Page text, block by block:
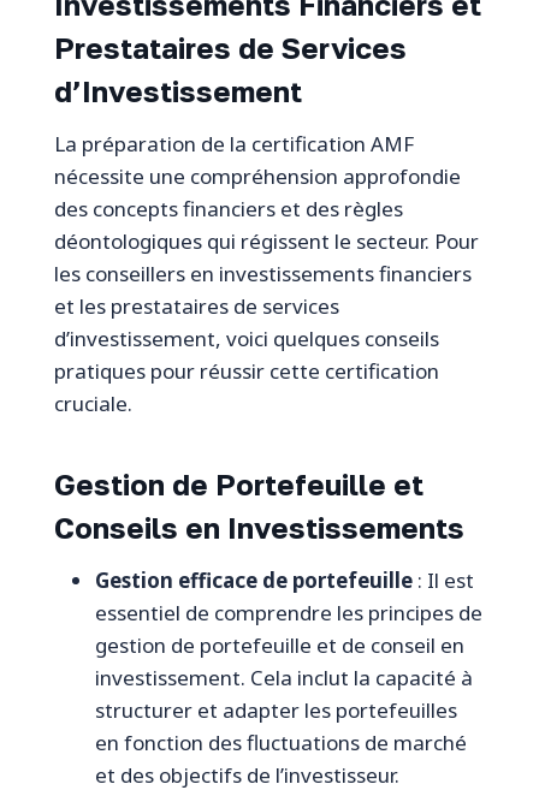
Prestataires de Services
d’Investissement
La préparation de la certification AMF
nécessite une compréhension approfondie
des concepts financiers et des règles
déontologiques qui régissent le secteur. Pour
les conseillers en investissements financiers
et les prestataires de services
d’investissement, voici quelques conseils
pratiques pour réussir cette certification
cruciale.
Gestion de Portefeuille et
Conseils en Investissements
Gestion efficace de portefeuille: Il est
essentiel de comprendre les principes de
gestion de portefeuille et de conseil en
investissement. Cela inclut la capacité à
structurer et adapter les portefeuilles
en fonction des fluctuations de marché
et des objectifs de l’investisseur.